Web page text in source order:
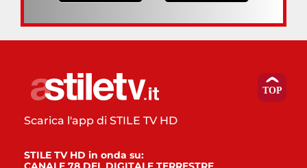
Scarica l'app di STILE TV HD
STILE TV HD in onda su: